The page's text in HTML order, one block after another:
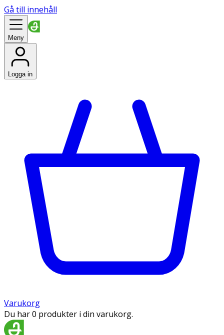
Gå till innehåll
Meny
Logga in
Varukorg
Du har 0 produkter i din varukorg.